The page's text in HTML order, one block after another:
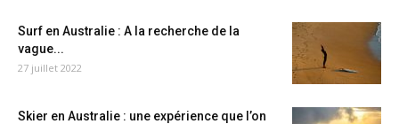
Surf en Australie : A la recherche de la
vague...
27 juillet 2022
Skier en Australie : une expérience que l’on